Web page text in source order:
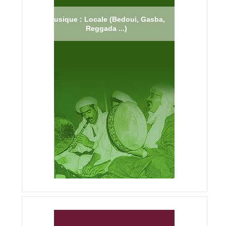
Musique : Locale (Bedoui, Gasba,
Reggada ...)